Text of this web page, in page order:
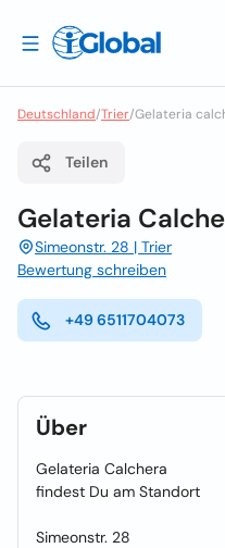
Deutschland/Trier/Gelateria
Teilen
Gelateria
Simeonstr. 28 | Trier
Bewertung schreiben
+49 6511704073
Über
Gelateria Calchera
findest Du am Standort
Simeonstr. 28